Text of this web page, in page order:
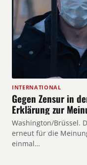
INTERNATIONAL
Gegen Zensur in
Erklärung zur
Washington/Brüssel.
erneut für die
einmal…